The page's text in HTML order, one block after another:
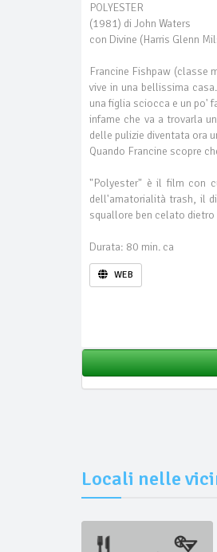
POLYESTER
(1981) di John Waters
con Divine (Harris Glenn
Francine Fishpaw (classe
vive in una bellissima
una figlia sciocca e un po'
infame che va a trovarla
delle pulizie diventata ora
Quando Francine scopre
"Polyester" è il film con
dell'amatorialità trash, il
squallore ben celato
Durata: 80 min. ca
WEB
Locali nelle